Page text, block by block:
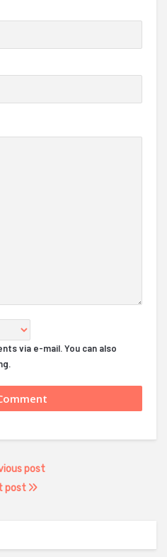
via e-mail. You can also
post
post